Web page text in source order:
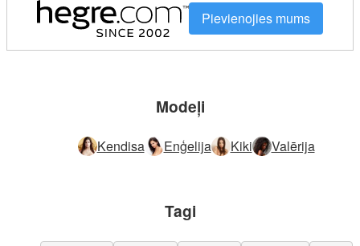
Pievienojies mums
Modeļi
Kendisa Enģelija Kiki Valērija
Tagi